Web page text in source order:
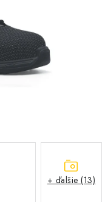
+ ďalšie (13)